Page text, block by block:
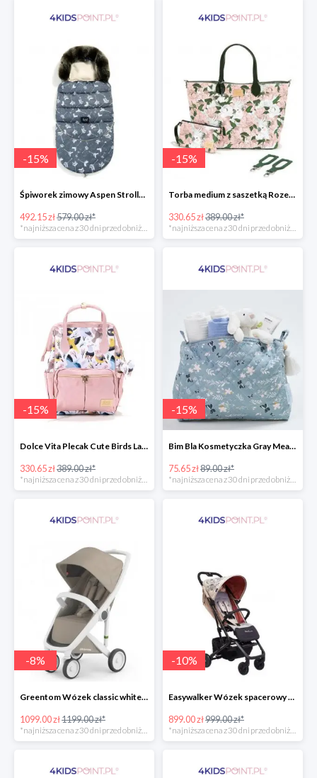
-15%
Śpiworek zimowy Aspen Stroller Bag Combo Boho Royal Arrows Dark & Rafaello La Millou -15%
492.15 zł579.00 zł*
*najniższa cena z 30 dni przed obniżką
-15%
Torba medium z saszetką Rozenek Lady Peony Premium Zip La Millou -15%
330.65 zł389.00 zł*
*najniższa cena z 30 dni przed obniżką
-15%
Dolce Vita Plecak Cute Birds La Millou -15%
330.65 zł389.00 zł*
-15%
Bim Bla Kosmetyczka Gray Meadow -15%
75.65 zł89.00 zł*
-8%
Greentom Wózek classic white-sand
1099.00 zł1199.00 zł*
*najniższa cena z 30 dni przed obniżką
-10%
Easywalker Wózek spacerowy z osłonką przeciwdeszczową Buggy XS Minnie Ornament Disney
899.00 zł999.00 zł*
*najniższa cena z 30 dni przed obniżką